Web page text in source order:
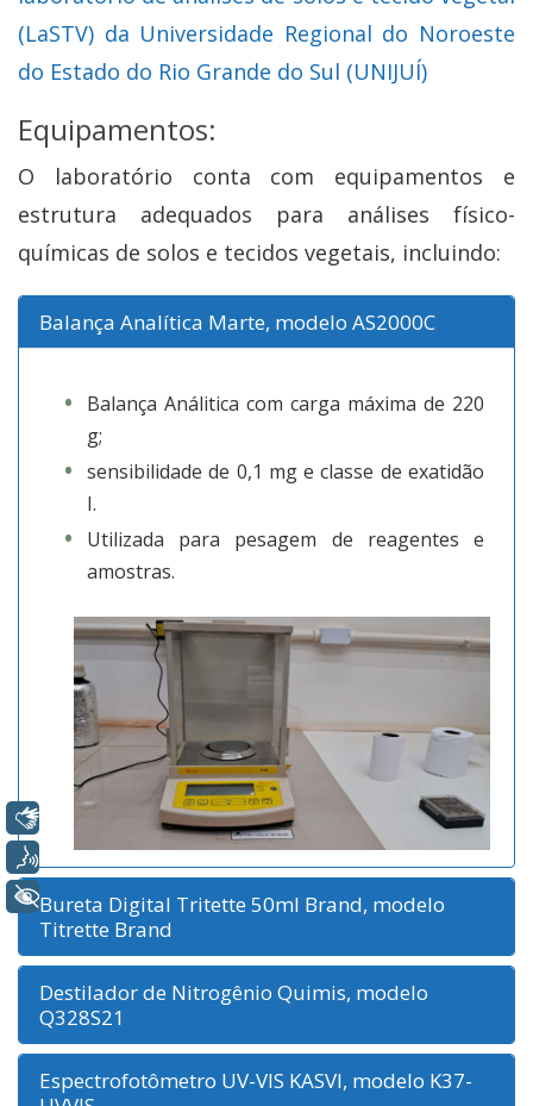
(LaSTV) da Universidade Regional do Noroeste
do Estado do Rio Grande do Sul (UNIJUÍ)
Equipamentos:
O laboratório conta com equipamentos e
estrutura adequados para análises físico-
químicas de solos e tecidos vegetais, incluindo:
Balança Analítica Marte, modelo AS2000C
Balança Análitica com carga máxima de 220
g;
sensibilidade de 0,1 mg e classe de exatidão
I.
Utilizada para pesagem de reagentes e
amostras.
Bureta Digital Tritette 50ml Brand, modelo
Titrette Brand
Destilador de Nitrogênio Quimis, modelo
Q328S21
Espectrofotômetro UV-VIS KASVI, modelo K37-
Voz
+ Acessibilidade